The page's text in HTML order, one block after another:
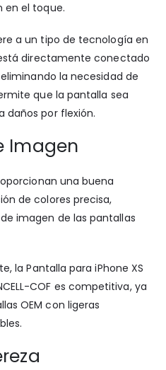
en el toque.
a un tipo de tecnología en
directamente conectado
la necesidad de
que la pantalla sea
daños por flexión.
Imagen
una buena
de colores precisa,
imagen de las pantallas
la Pantalla para iPhone XS
COF es competitiva, ya
OEM con ligeras